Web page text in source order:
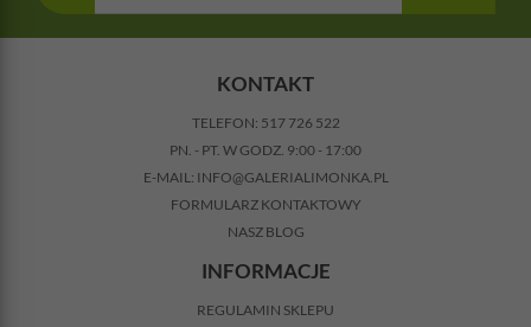
KONTAKT
TELEFON: 517 726 522
PN. - PT. W GODZ. 9:00 - 17:00
E-MAIL: INFO@GALERIALIMONKA.PL
FORMULARZ KONTAKTOWY
NASZ BLOG
INFORMACJE
REGULAMIN SKLEPU